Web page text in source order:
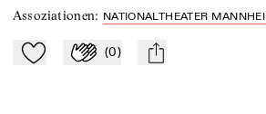
Assoziationen: NATIONALTHEATER
Zu Mein-TdZ hinzufügen
Applaudieren
(0) mail